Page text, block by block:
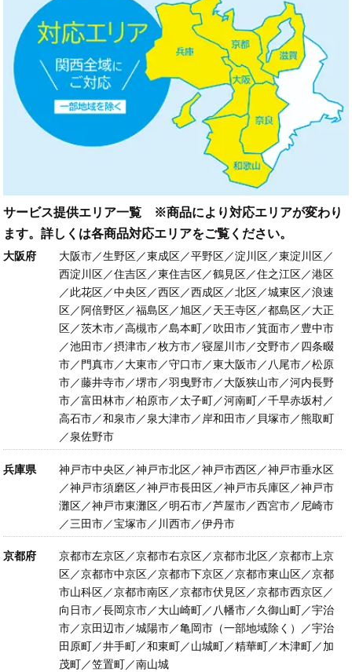
サービス提供エリア一覧 ※商品により対応エリアが変わり
ます。詳しくは各商品対応エリアをご覧ください。
大阪府
大阪市／生野区／東成区／平野区／淀川区／東淀川区／
西淀川区／住吉区／東住吉区／鶴見区／住之江区／港区
／此花区／中央区／西区／西成区／北区／城東区／浪速
区／阿倍野区／福島区／旭区／天王寺区／都島区／大正
区／茨木市／高槻市／島本町／吹田市／箕面市／豊中市
／池田市／摂津市／枚方市／寝屋川市／交野市／四条畷
市／門真市／大東市／守口市／東大阪市／八尾市／松原
市／藤井寺市／堺市／羽曳野市／大阪狭山市／河内長野
市／富田林市／柏原市／太子町／河南町／千早赤坂村／
高石市／和泉市／泉大津市／岸和田市／貝塚市／熊取町
／泉佐野市
兵庫県
神戸市中央区／神戸市北区／神戸市西区／神戸市垂水区
／神戸市須磨区／神戸市長田区／神戸市兵庫区／神戸市
灘区／神戸市東灘区／明石市／芦屋市／西宮市／尼崎市
／三田市／宝塚市／川西市／伊丹市
京都府
京都市左京区／京都市右京区／京都市北区／京都市上京
区／京都市中京区／京都市下京区／京都市東山区／京都
市山科区／京都市南区／京都市伏見区／京都市西京区／
向日市／長岡京市／大山崎町／八幡市／久御山町／宇治
市／京田辺市／城陽市／亀岡市（一部地域除く）／宇治
田原町／井手町／和東町／山城町／精華町／木津町／加
茂町／笠置町／南山城